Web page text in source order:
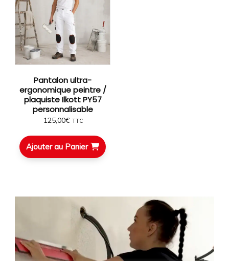
Pantalon ultra-
ergonomique peintre /
plaquiste Ilkott PY57
personnalisable
125,00€ TTC
Ajouter au Panier